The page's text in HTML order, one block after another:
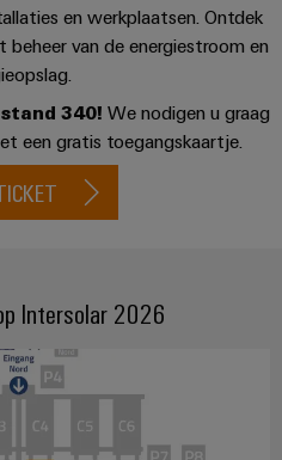
en werkplaatsen. Ontdek
van de energiestroom en
340! We nodigen u graag
een gratis toegangskaartje.
Intersolar 2026